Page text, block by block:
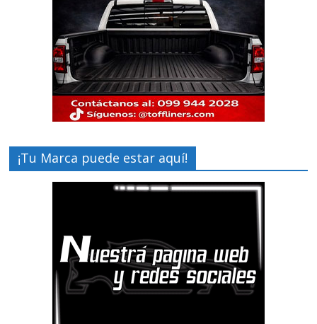
¡Tu Marca puede estar aquí!